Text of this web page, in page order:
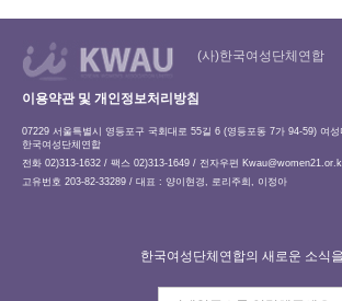
(사)한국여성단체연합
이용약관 및 개인정보처리방침
07229 서울특별시 영등포구 국회대로 55길 6 (영등포동 7가 94-59) 여
한국여성단체연합
전화 02)313-1632 / 팩스 02)313-1649 / 전자우편
고유번호 203-82-33289 / 대표 : 양이현경, 로리주희, 이정아
한국여성단체연합의 새로운 소식